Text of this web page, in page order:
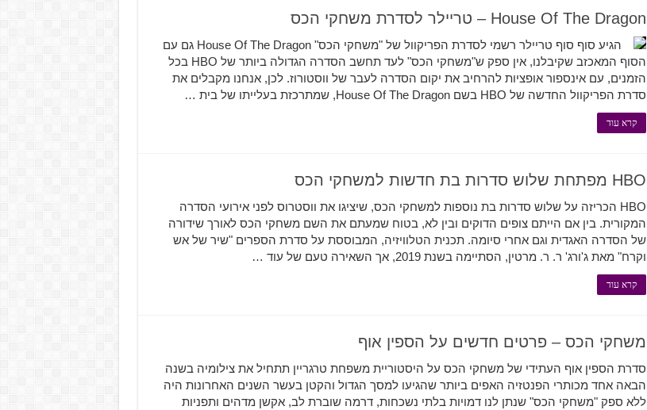
House Of The Dragon – טריילר לסדרת משחקי הכס
הגיע סוף סוף טריילר רשמי לסדרת הפריקוול של "משחקי הכס" House Of The Dragon גם עם
הסוף המאכזב שקיבלנו, אין ספק ש"משחקי הכס" לעד תחשב הסדרה הגדולה ביותר של HBO בכל
הזמנים, עם אינספור אופציות להרחיב את יקום הסדרה לעבר של ווסטורוז. לכן, אנחנו מקבלים את
סדרת הפריקוול החדשה של HBO בשם House Of The Dragon, שמתרכזת בעלייתו של בית …
קרא עוד
HBO מפתחת שלוש סדרות בת חדשות למשחקי הכס
HBO הכריזה על שלוש סדרות בת נוספות למשחקי הכס, שיציגו את ווסטרוס לפני אירועי הסדרה
המקורית. בין אם הייתם צופים הדוקים ובין לא, בטוח שמעתם את השם משחקי הכס לאורך שידורה
של הסדרה האגדית וגם אחרי סיומה. תכנית הטלוויזיה, המבוססת על סדרת הספרים "שיר של אש
וקרח" מאת ג'ורג' ר. ר. מרטין, הסתיימה בשנת 2019, אך השאירה טעם של עוד …
קרא עוד
משחקי הכס – פרטים חדשים על הספין אוף
סדרת הספין אוף העתידי של משחקי הכס על היסטוריית משפחת טרגריין תתחיל את צילומיה בשנה
הבאה אחד מכותרי הפנטזיה האפים ביותר שהגיעו למסך הגדול והקטן בעשר השנים האחרונות היה
ללא ספק "משחקי הכס" שנתן לנו דמויות בלתי נשכחות, דרמה שוברת לב, אקשן מדהים ותפניות